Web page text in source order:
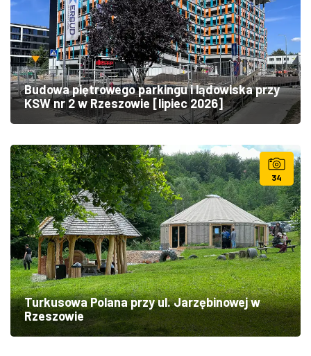
Budowa piętrowego parkingu i lądowiska przy
KSW nr 2 w Rzeszowie [lipiec 2026]
34
Turkusowa Polana przy ul. Jarzębinowej w
Rzeszowie